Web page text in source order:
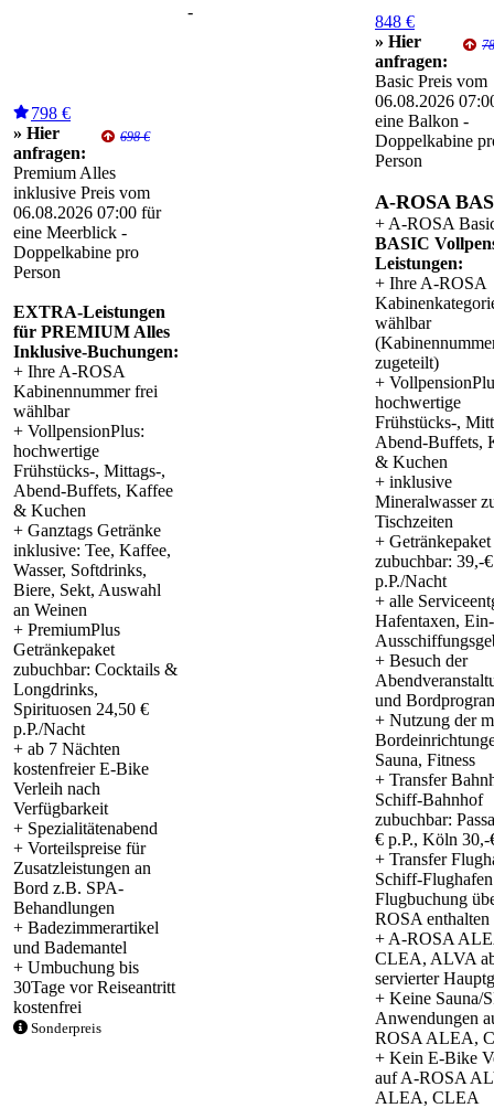
798 €
698 €
» Hier
anfragen:
Premium Alles
inklusive Preis vom
06.08.2026 07:00 für
eine Meerblick -
Doppelkabine pro
Person
EXTRA-Leistungen
für PREMIUM Alles
Inklusive-Buchungen:
+ Ihre A-ROSA
Kabinennummer frei
wählbar
+ VollpensionPlus:
hochwertige
Frühstücks-, Mittags-,
Abend-Buffets, Kaffee
& Kuchen
+ Ganztags Getränke
inklusive: Tee, Kaffee,
Wasser, Softdrinks,
Biere, Sekt, Auswahl
an Weinen
+ PremiumPlus
Getränkepaket
zubuchbar: Cocktails &
Longdrinks,
Spirituosen 24,50 €
p.P./Nacht
+ ab 7 Nächten
kostenfreier E-Bike
Verleih nach
Verfügbarkeit
+ Spezialitätenabend
+ Vorteilspreise für
Zusatzleistungen an
Bord z.B. SPA-
Behandlungen
+ Badezimmerartikel
und Bademantel
+ Umbuchung bis
30Tage vor Reiseantritt
kostenfrei
Sonderpreis
-
848 €
» Hier
anfragen:
Basic Preis vom
06.08.2026
eine Balkon -
Doppelkabine
Person
A-ROSA
+ A-ROSA
BASIC
Leistungen:
+ Ihre A-ROSA
wählbar
zugeteilt)
+
hochwertige
Frühstücks-,
Abend-Buffets,
& Kuchen
+ inklusive
Mineralwasser
Tischzeiten
+ Getränkepaket
zubuchbar: 39,-€
p.P./Nacht
+ alle
Hafentaxen,
+ Besuch der
und
+ Nutzung der
Sauna, Fitness
+ Transfer
Schiff-Bahnhof
zubuchbar:
€ p.P., Köln 30,-
+ Transfer
Schiff-
Flugbuchung
ROSA enthalten
+ A-ROSA
CLEA, ALVA
servierter
+ Keine Sauna/
Anwendungen
ROSA ALEA,
+ Kein E-Bike
auf A-ROSA
ALEA, CLEA